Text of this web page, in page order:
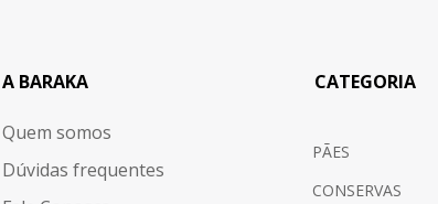
A BARAKA
Quem somos
Dúvidas frequentes
CATEGORIA
PÃES
CONSERVAS